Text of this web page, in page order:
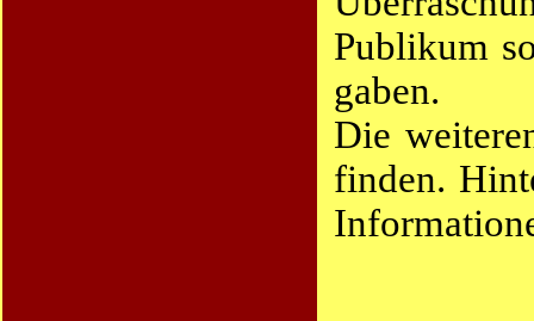
Publikum
gaben.
Die
finden.